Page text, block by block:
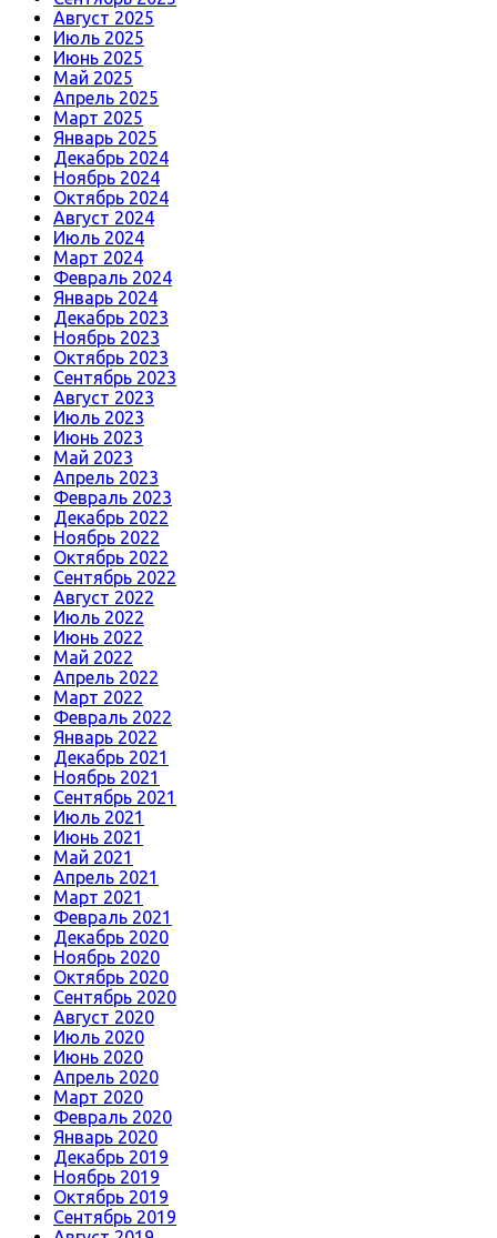
Август 2025
Июль 2025
Июнь 2025
Май 2025
Апрель 2025
Март 2025
Январь 2025
Декабрь 2024
Ноябрь 2024
Октябрь 2024
Август 2024
Июль 2024
Март 2024
Февраль 2024
Январь 2024
Декабрь 2023
Ноябрь 2023
Октябрь 2023
Сентябрь 2023
Август 2023
Июль 2023
Июнь 2023
Май 2023
Апрель 2023
Февраль 2023
Декабрь 2022
Ноябрь 2022
Октябрь 2022
Сентябрь 2022
Август 2022
Июль 2022
Июнь 2022
Май 2022
Апрель 2022
Март 2022
Февраль 2022
Январь 2022
Декабрь 2021
Ноябрь 2021
Сентябрь 2021
Июль 2021
Июнь 2021
Май 2021
Апрель 2021
Март 2021
Февраль 2021
Декабрь 2020
Ноябрь 2020
Октябрь 2020
Сентябрь 2020
Август 2020
Июль 2020
Июнь 2020
Апрель 2020
Март 2020
Февраль 2020
Январь 2020
Декабрь 2019
Ноябрь 2019
Октябрь 2019
Сентябрь 2019